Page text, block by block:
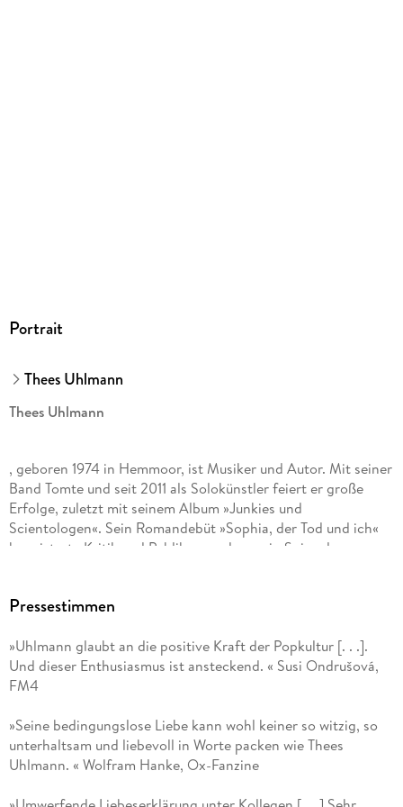
Portrait
Thees Uhlmann
Thees Uhlmann
, geboren 1974 in Hemmoor, ist Musiker und Autor. Mit seiner
Band Tomte und seit 2011 als Solokünstler feiert er große
Erfolge, zuletzt mit seinem Album »Junkies und
Scientologen«. Sein Romandebüt »Sophia, der Tod und ich«
begeisterte Kritik und Publikum und war ein Spiegel-
Thees Uhlmann arbeitet an seinem zweiten Roman.
Pressestimmen
»Uhlmann glaubt an die positive Kraft der Popkultur [. . .].
Und dieser Enthusiasmus ist ansteckend. « Susi Ondrušová,
FM4
»Seine bedingungslose Liebe kann wohl keiner so witzig, so
unterhaltsam und liebevoll in Worte packen wie Thees
Uhlmann. « Wolfram Hanke, Ox-Fanzine